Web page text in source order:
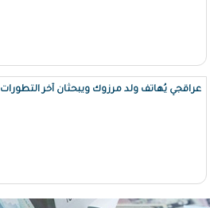
عراقجي يُهاتف ولد مرزوك ويبحثان آخر التطورات